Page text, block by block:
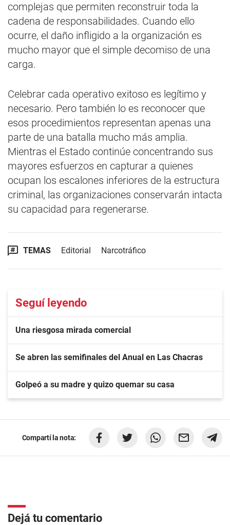
complejas que permiten reconstruir toda la
cadena de responsabilidades. Cuando ello
ocurre, el daño infligido a la organización es
mucho mayor que el simple decomiso de una
carga.
Celebrar cada operativo exitoso es legítimo y
necesario. Pero también lo es reconocer que
esos procedimientos representan apenas una
parte de una batalla mucho más amplia.
Mientras el Estado continúe concentrando sus
mayores esfuerzos en capturar a quienes
ocupan los escalones inferiores de la estructura
criminal, las organizaciones conservarán intacta
su capacidad para regenerarse.
TEMAS Editorial Narcotráfico
Seguí leyendo
Una riesgosa mirada comercial
Se abren las semifinales del Anual en Las Chacras
Golpeó a su madre y quizo quemar su casa
Compartí la nota:
Dejá tu comentario